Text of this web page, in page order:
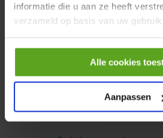
informatie die u aan ze heeft
verzameld op basis van uw
Alle cookies
Aanpassen
Cilindrische
M8x100 12.9
Artikelnummer:
−